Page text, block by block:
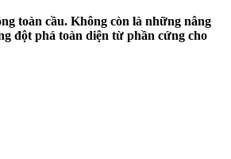
toàn cầu. Không còn là những nâng
đột phá toàn diện từ phần cứng cho